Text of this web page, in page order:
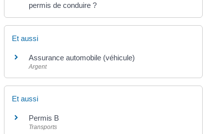
permis de conduire ?
Et aussi
Assurance automobile (véhicule)
Argent
Et aussi
Permis B
Transports